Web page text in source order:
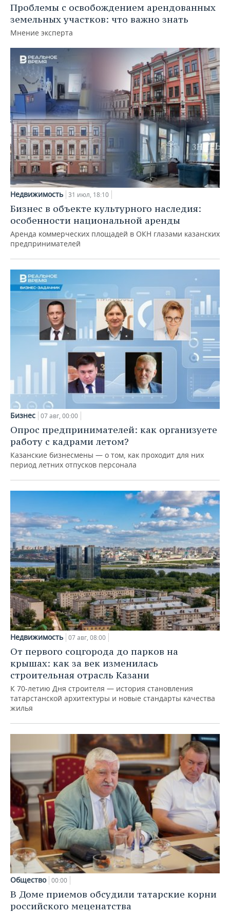
Проблемы с освобождением арендованных
земельных участков: что важно знать
Мнение эксперта
Недвижимость 31 июл, 18:10
Бизнес в объекте культурного наследия:
особенности национальной аренды
Аренда коммерческих площадей в ОКН глазами казанских
предпринимателей
Бизнес 07 авг, 00:00
Опрос предпринимателей: как организуете
работу с кадрами летом?
Казанские бизнесмены — о том, как проходит для них
период летних отпусков персонала
Недвижимость 07 авг, 08:00
От первого соцгорода до парков на
крышах: как за век изменилась
строительная отрасль Казани
К 70-летию Дня строителя — история становления
татарстанской архитектуры и новые стандарты качества
жилья
Общество 00:00
В Доме приемов обсудили татарские корни
российского меценатства